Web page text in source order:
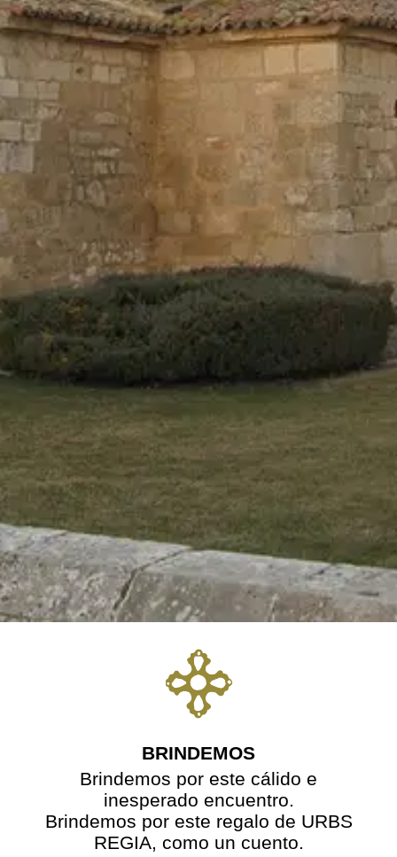
BRINDEMOS
Brindemos por este cálido e
inesperado encuentro.
Brindemos por este regalo de URBS
REGIA, como un cuento.